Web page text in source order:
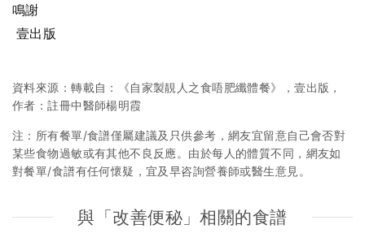
鳴謝
壹出版
資料來源：轉載自：《自家製靚人之食唔肥纖體餐》，壹出版，
作者：註冊中醫師楊明霞
注：所有餐單/食譜僅屬建議及只供參考，網友宜留意自己會否對
某些食物過敏或有其他不良反應。由於每人的體質不同，網友如
對餐單/食譜有任何懷疑，宜及早咨詢營養師或醫生意見。
與「改善便秘」相關的食譜